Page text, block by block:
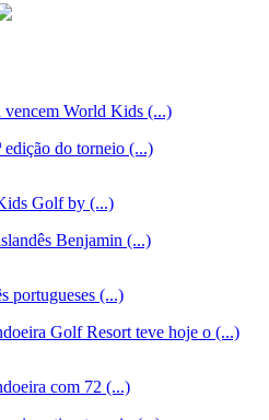
vencem World Kids (...)
edição do torneio (...)
Golf by (...)
Benjamin (...)
portugueses (...)
Golf Resort teve hoje o (...)
com 72 (...)